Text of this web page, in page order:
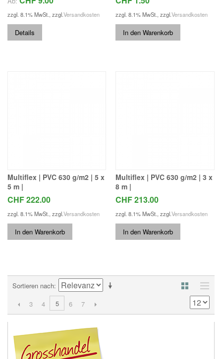
zzgl. 8.1% MwSt., zzgl.Versandkosten
Details
zzgl. 8.1% MwSt.,zzgl.Versandkosten
In den Warenkorb
Multiflex | PVC 630 g/m2 | 5 x
5 m |
CHF 222.00
zzgl. 8.1% MwSt., zzgl.Versandkosten
In den Warenkorb
Multiflex | PVC 630 g/m2 | 3 x
8 m |
CHF 213.00
zzgl. 8.1% MwSt.,zzgl.Versandkosten
In den Warenkorb
Sortieren nach
3
4 5 6 7